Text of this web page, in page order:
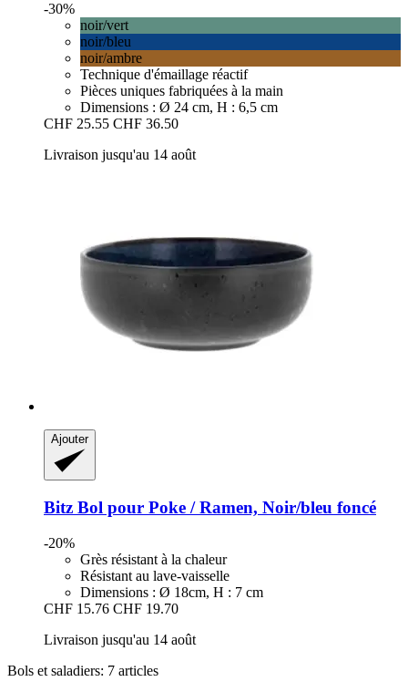
-30%
noir/vert
noir/bleu
noir/ambre
Technique d'émaillage réactif
Pièces uniques fabriquées à la main
Dimensions : Ø 24 cm, H : 6,5 cm
CHF 25.55 CHF 36.50
Livraison jusqu'au 14 août
Ajouter
Bitz Bol pour Poke / Ramen, Noir/bleu foncé
-20%
Grès résistant à la chaleur
Résistant au lave-vaisselle
Dimensions : Ø 18cm, H : 7 cm
CHF 15.76 CHF 19.70
Livraison jusqu'au 14 août
Bols et saladiers: 7 articles